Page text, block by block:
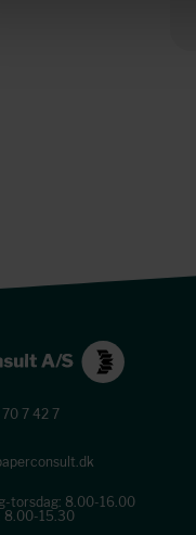
7 42 7
torsdag: 8.00-16.00
8.00-15.30